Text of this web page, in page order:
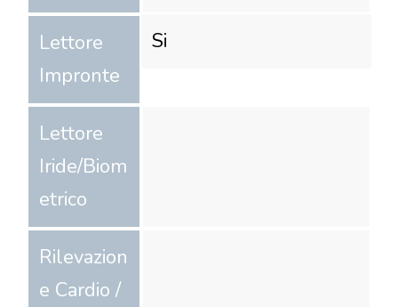
Lettore
Impronte
Si
Lettore
Iride/Biom
etrico
Rilevazion
e Cardio /